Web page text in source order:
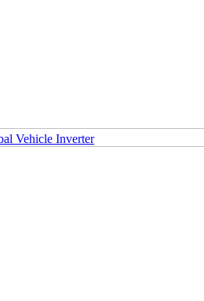
Vehicle Inverter